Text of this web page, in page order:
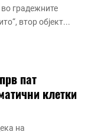
градежните
втор објект...
пат
клетки
на